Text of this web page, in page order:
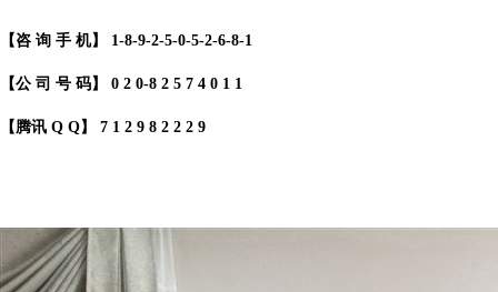
【咨 询 手 机】 1-8-9-2-5-0-5-2-6-8-1
【公 司 号 码】 0 2 0-8 2 5 7 4 0 1 1
【腾讯 Q Q】 7 1 2 9 8 2 2 2 9